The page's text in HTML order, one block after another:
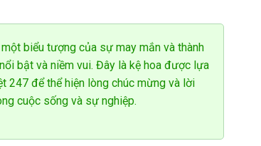
biểu tượng của sự may mắn và thành
bật và niềm vui. Đây là kệ hoa được lựa
247 để thể hiện lòng chúc mừng và lời
cuộc sống và sự nghiệp.